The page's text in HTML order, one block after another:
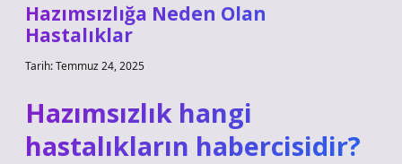
Hazımsızlığa Neden Olan
Hastalıklar
Tarih: Temmuz 24, 2025
Hazımsızlık hangi
hastalıkların habercisidir?